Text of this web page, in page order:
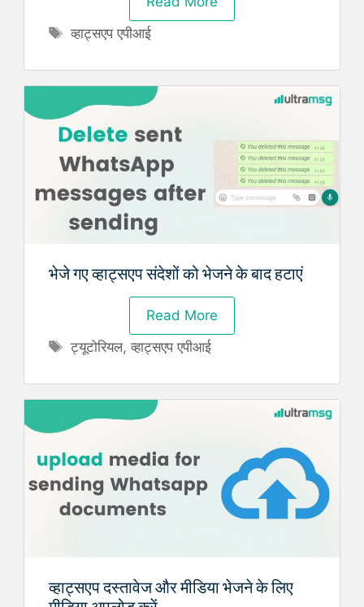
Tags
व्हाट्सएप एपीआई
भेजे गए व्हाट्सएप संदेशों को भेजने के बाद हटाएं
Read More
Tags
ट्यूटोरियल,व्हाट्सएप एपीआई
व्हाट्सएप दस्तावेज और मीडिया भेजने के लिए